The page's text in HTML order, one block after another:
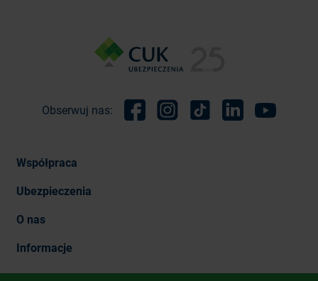
Obserwuj nas:
Współpraca
Ubezpieczenia
O nas
Informacje